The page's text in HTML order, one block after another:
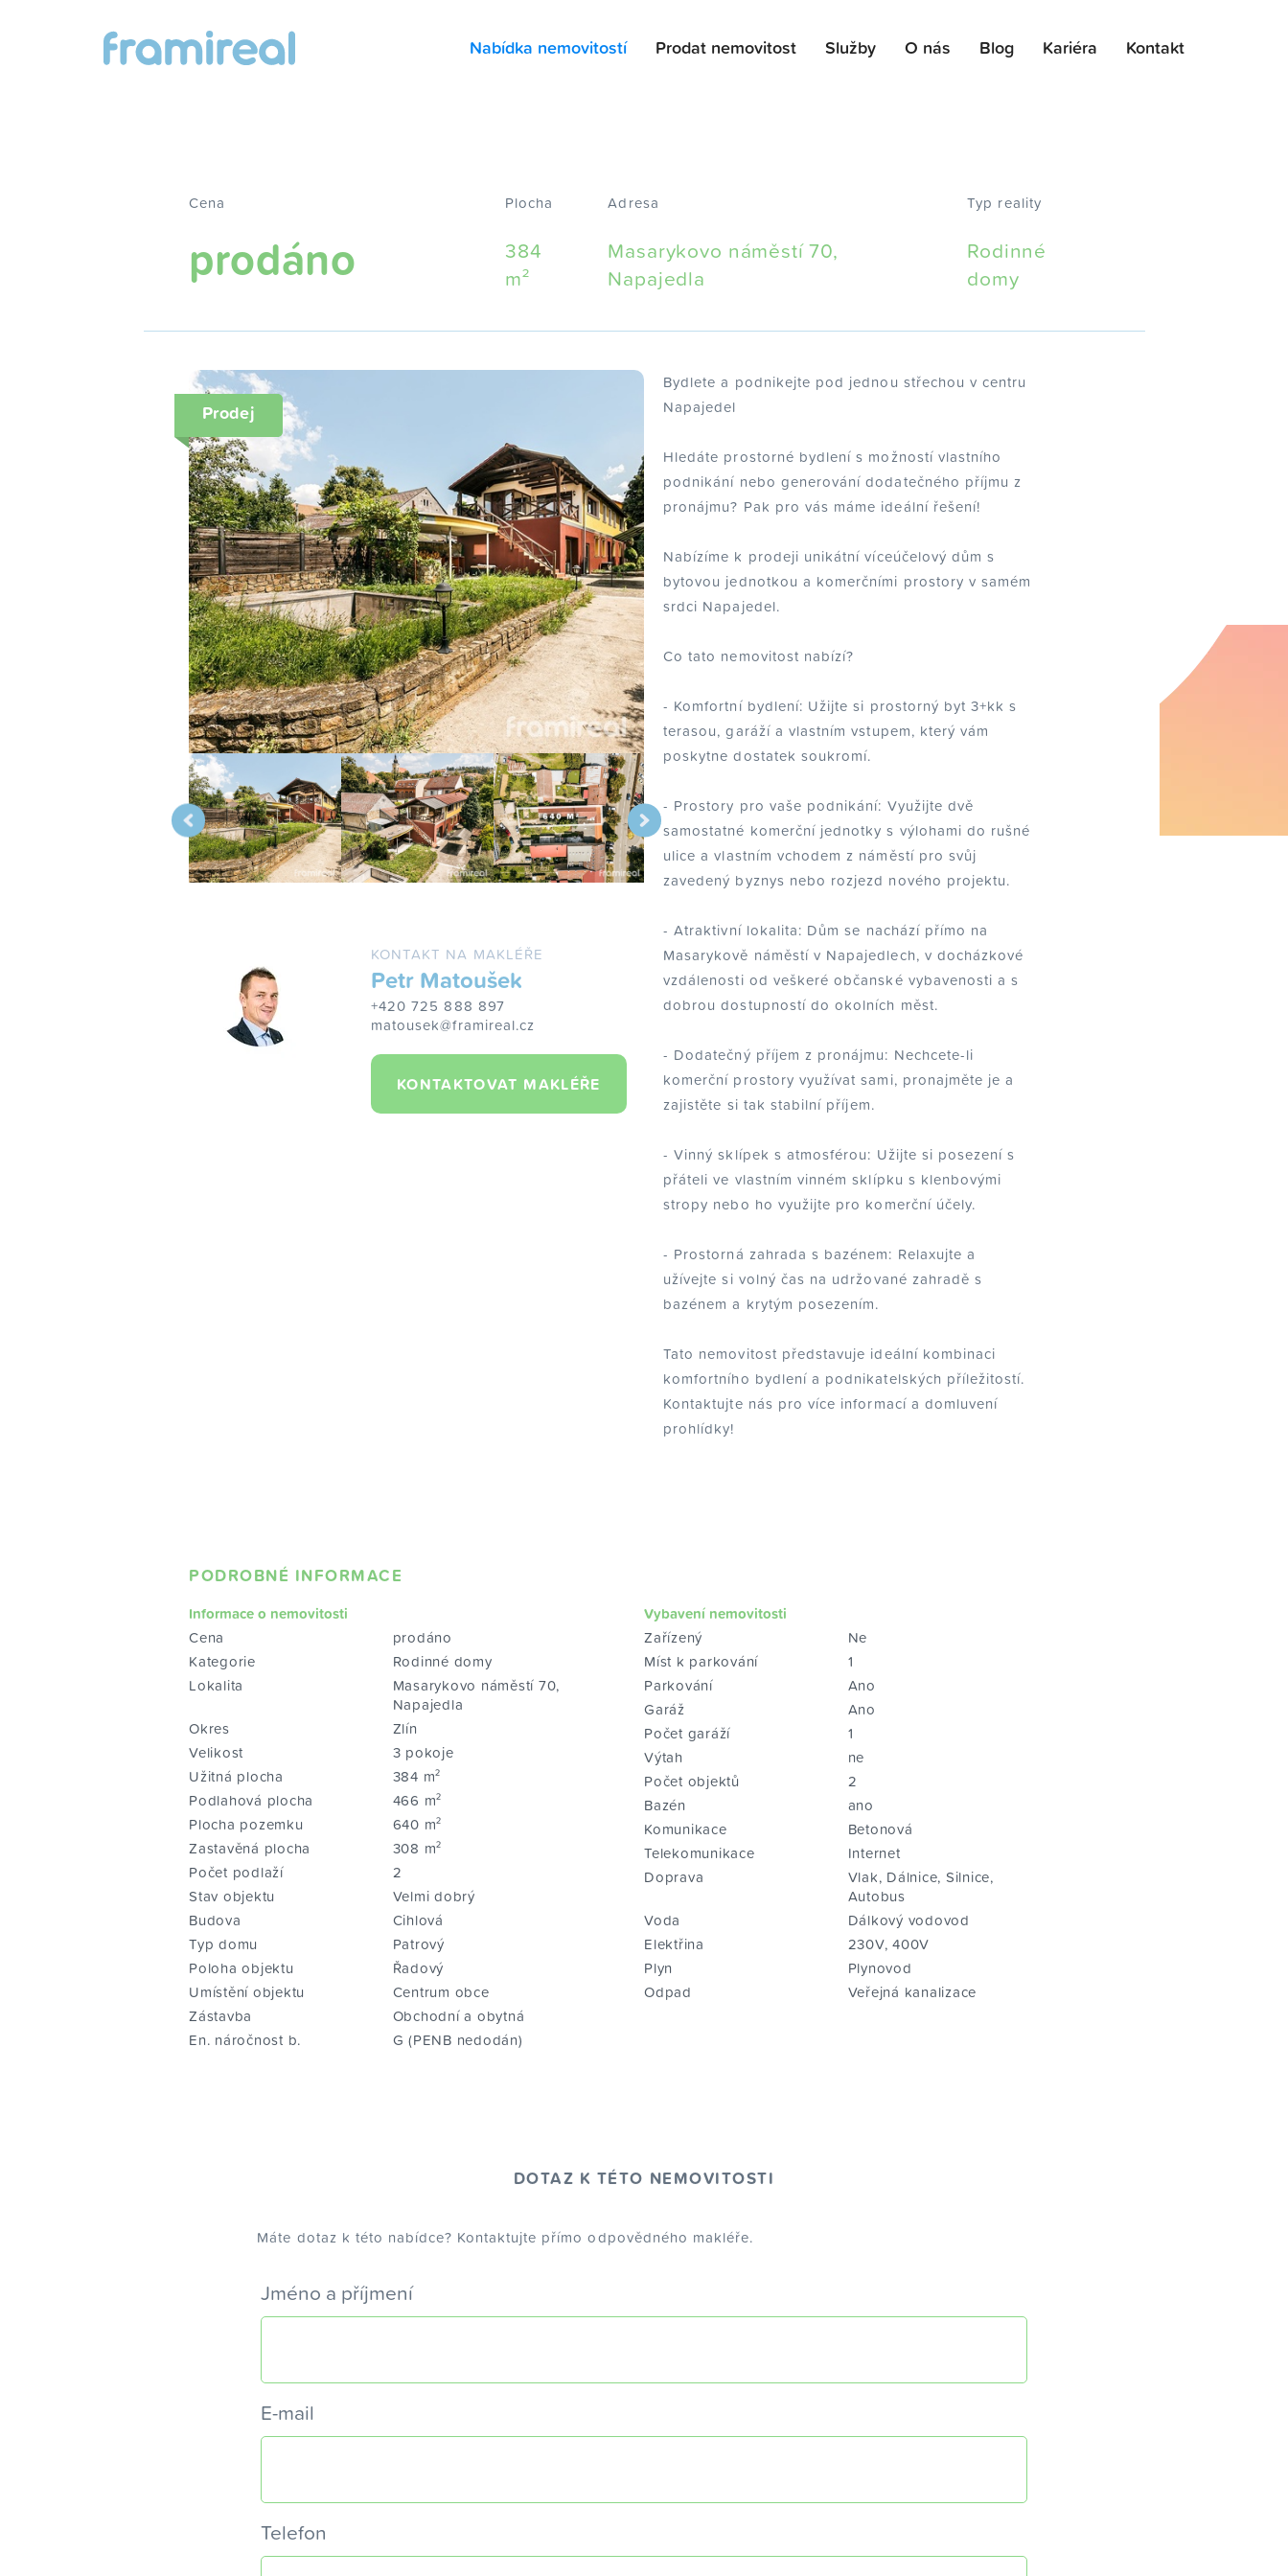
Nabídka nemovitostí Prodat nemovitost Služby O nás Blog Kariéra Kontakt
Cena
prodáno
Plocha
384
m²
Adresa
Masarykovo náměstí 70,
Napajedla
Typ reality
Rodinné
domy
Prodej
KONTAKT NA MAKLÉŘE
Petr Matoušek
+420 725 888 897
matousek@framireal.cz
KONTAKTOVAT MAKLÉŘE
Bydlete a podnikejte pod jednou střechou v centru
Napajedel
Hledáte prostorné bydlení s možností vlastního
podnikání nebo generování dodatečného příjmu z
pronájmu? Pak pro vás máme ideální řešení!
Nabízíme k prodeji unikátní víceúčelový dům s
bytovou jednotkou a komerčními prostory v samém
srdci Napajedel.
Co tato nemovitost nabízí?
- Komfortní bydlení: Užijte si prostorný byt 3+kk s
terasou, garáží a vlastním vstupem, který vám
poskytne dostatek soukromí.
- Prostory pro vaše podnikání: Využijte dvě
samostatné komerční jednotky s výlohami do rušné
ulice a vlastním vchodem z náměstí pro svůj
zavedený byznys nebo rozjezd nového projektu.
- Atraktivní lokalita: Dům se nachází přímo na
Masarykově náměstí v Napajedlech, v docházkové
vzdálenosti od veškeré občanské vybavenosti a s
dobrou dostupností do okolních měst.
- Dodatečný příjem z pronájmu: Nechcete-li
komerční prostory využívat sami, pronajměte je a
zajistěte si tak stabilní příjem.
- Vinný sklípek s atmosférou: Užijte si posezení s
přáteli ve vlastním vinném sklípku s klenbovými
stropy nebo ho využijte pro komerční účely.
- Prostorná zahrada s bazénem: Relaxujte a
užívejte si volný čas na udržované zahradě s
bazénem a krytým posezením.
Tato nemovitost představuje ideální kombinaci
komfortního bydlení a podnikatelských příležitostí.
Kontaktujte nás pro více informací a domluvení
prohlídky!
PODROBNÉ INFORMACE
Informace o nemovitosti
Cena
prodáno
Kategorie
Rodinné domy
Lokalita
Masarykovo náměstí 70,
Napajedla
Okres
Zlín
Velikost
3 pokoje
Užitná plocha
384 m²
Podlahová plocha
466 m²
Plocha pozemku
640 m²
Zastavěná plocha
308 m²
Počet podlaží
2
Stav objektu
Velmi dobrý
Budova
Cihlová
Typ domu
Patrový
Poloha objektu
Řadový
Umístění objektu
Centrum obce
Zástavba
Obchodní a obytná
En. náročnost b.
G (PENB nedodán)
Vybavení nemovitosti
Zařízený
Ne
Míst k parkování
1
Parkování
Ano
Garáž
Ano
Počet garáží
1
Výtah
ne
Počet objektů
2
Bazén
ano
Komunikace
Betonová
Telekomunikace
Internet
Doprava
Vlak, Dálnice, Silnice,
Autobus
Voda
Dálkový vodovod
Elektřina
230V, 400V
Plyn
Plynovod
Odpad
Veřejná kanalizace
DOTAZ K TÉTO NEMOVITOSTI
Máte dotaz k této nabídce? Kontaktujte přímo odpovědného makléře.
Jméno a příjmení
E-mail
Telefon